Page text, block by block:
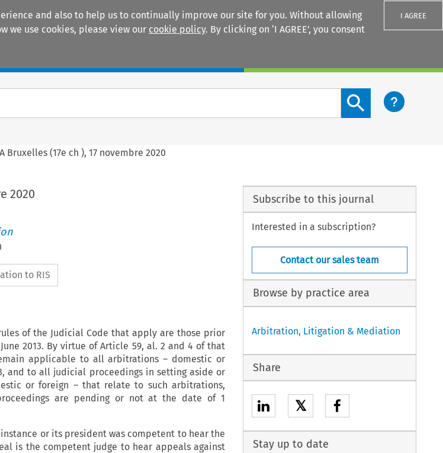
and also to help us to continually improve our site for you. Without allowing
we use cookies, please view our cookie policy. By clicking on ‘I AGREE’, you consent
I AGREE
Search content button
Bruxelles (17e ch ), 17 novembre 2020
2020
to RIS
of the Judicial Code that apply are those prior
2013. By virtue of Article 59, al. 2 and 4 of that
applicable to all arbitrations – domestic or
and to all judicial proceedings in setting aside or
or foreign – that relate to such arbitrations,
are pending or not at the date of 1
or its president was competent to hear the
is the competent judge to hear appeals against
Subscribe to this journal
Interested in a subscription?
Contact our sales team
Browse by practice area
Arbitration, Litigation & Mediation
Share
𝕏
Stay up to date